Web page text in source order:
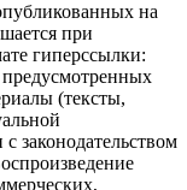
на
при
гиперссылки:
(тексты,
законодательством